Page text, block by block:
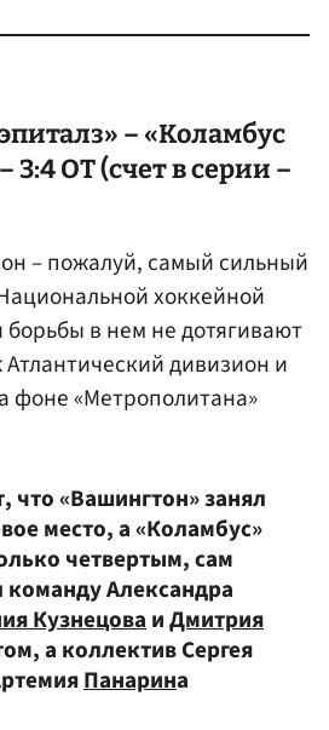
– «Коламбус
ОТ (счет в серии –
– пожалуй, самый сильный
хоккейной
борьбы в нем не дотягивают
дивизион и
фоне «Метрополитана»
что «Вашингтон» занял
место, а «Коламбус»
четвертым, сам
команду Александра
КузнецоваиДмитрия
а коллектив Сергея
Панарина